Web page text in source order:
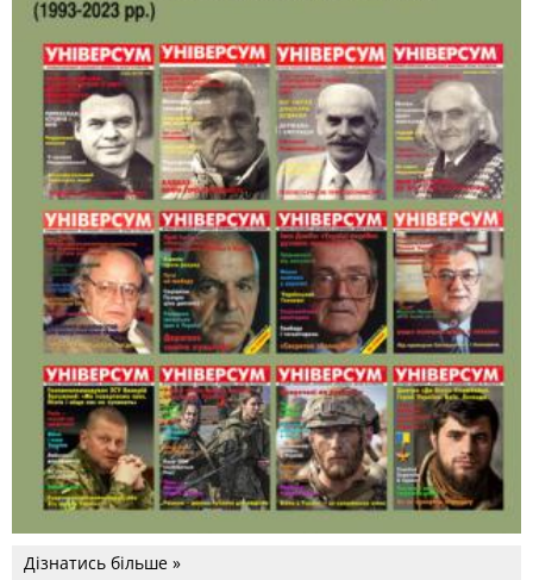
Дізнатись більше »